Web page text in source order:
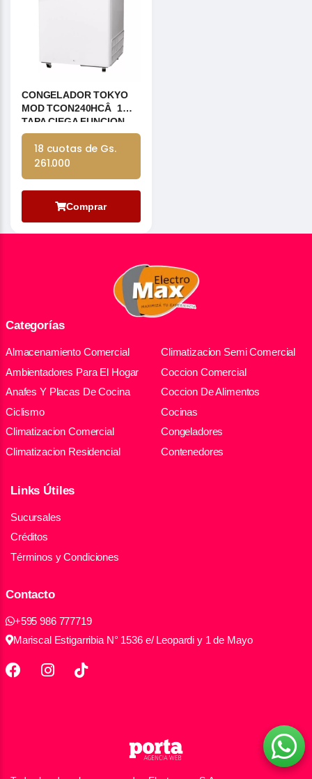
CONGELADOR TOKYO
MOD TCON240HCÂ 1
TAPA CIEGA FUNCION
DUAL C/RUEDAS
PROTECCIÃ?N EP
18 cuotas de Gs.
261.000
Comprar
Categorías
Almacenamiento Comercial
Ambientadores Para El Hogar
Anafes Y Placas De Cocina
Ciclismo
Climatizacion Comercial
Climatizacion Residencial
Climatizacion Semi Comercial
Coccion Comercial
Coccion De Alimentos
Cocinas
Congeladores
Contenedores
Links Útiles
Sucursales
Créditos
Términos y Condiciones
Contacto
+595 986 777719
Mariscal Estigarribia N° 1536 e/ Leopardi y 1 de Mayo